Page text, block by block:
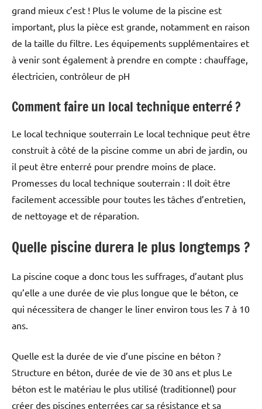
grand mieux c’est ! Plus le volume de la piscine est
important, plus la pièce est grande, notamment en raison
de la taille du filtre. Les équipements supplémentaires et
à venir sont également à prendre en compte : chauffage,
électricien, contrôleur de pH
Comment faire un local technique enterré ?
Le local technique souterrain Le local technique peut être
construit à côté de la piscine comme un abri de jardin, ou
il peut être enterré pour prendre moins de place.
Promesses du local technique souterrain : Il doit être
facilement accessible pour toutes les tâches d’entretien,
de nettoyage et de réparation.
Quelle piscine durera le plus longtemps ?
La piscine coque a donc tous les suffrages, d’autant plus
qu’elle a une durée de vie plus longue que le béton, ce
qui nécessitera de changer le liner environ tous les 7 à 10
ans.
Quelle est la durée de vie d’une piscine en béton ?
Structure en béton, durée de vie de 30 ans et plus Le
béton est le matériau le plus utilisé (traditionnel) pour
créer des piscines enterrées car sa résistance et sa